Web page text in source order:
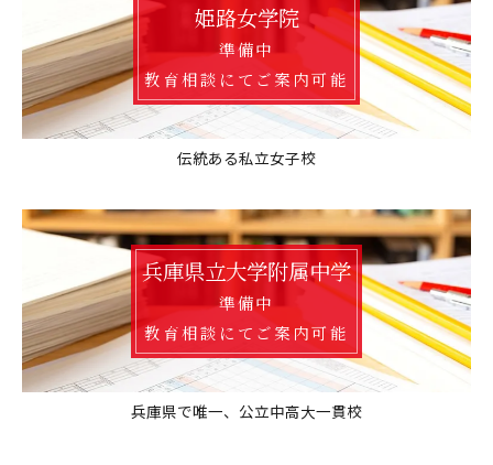
姫路女学院
準備中
教育相談にてご案内可能
伝統ある私立女子校
兵庫県立大学附属中学
準備中
教育相談にてご案内可能
兵庫県で唯一、公立中高大一貫校